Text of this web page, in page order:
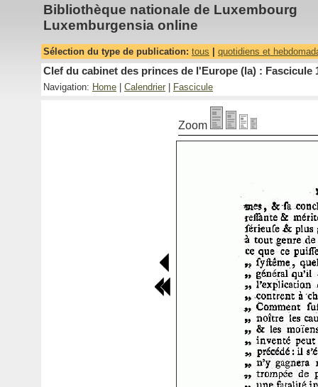
Bibliothèque nationale de Luxembourg
Luxemburgensia online
Sélection du type de publication: tous quotidiens et
Clef du cabinet des princes de l'Europe (la) : Fascicule
Navigation: Home Calendrier Fascicule
Zoom